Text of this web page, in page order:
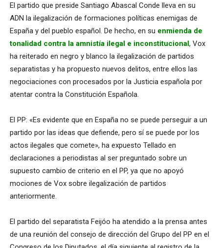
El partido que preside Santiago Abascal Conde lleva en su
ADN la ilegalización de formaciones políticas enemigas de
España y del pueblo español. De hecho, en su enmienda de
tonalidad contra la amnistía ilegal e inconstitucional, Vox
ha reiterado en negro y blanco la ilegalización de partidos
separatistas y ha propuesto nuevos delitos, entre ellos las
negociaciones con procesados por la Justicia española por
atentar contra la Constitución Española.
El PP: «Es evidente que en España no se puede perseguir a un
partido por las ideas que defiende, pero sí se puede por los
actos ilegales que comete», ha expuesto Tellado en
declaraciones a periodistas al ser preguntado sobre un
supuesto cambio de criterio en el PP, ya que no apoyó
mociones de Vox sobre ilegalización de partidos
anteriormente.
El partido del separatista Feijóo ha atendido a la prensa antes
de una reunión del consejo de dirección del Grupo del PP en el